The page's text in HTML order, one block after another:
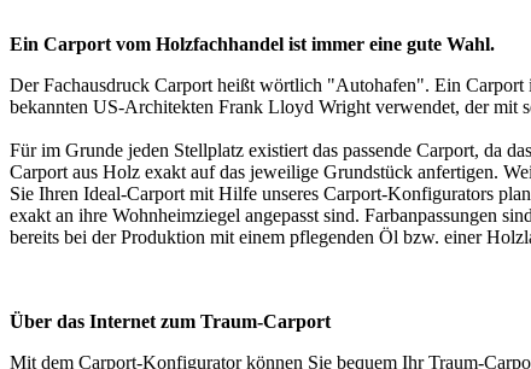
Ein Carport vom Holzfachhandel ist immer eine gute Wahl.
Der Fachausdruck Carport heißt wörtlich "Autohafen". Ein Carport
bekannten US-Architekten Frank Lloyd Wright verwendet, der mit
Für im Grunde jeden Stellplatz existiert das passende Carport, da
Carport aus Holz exakt auf das jeweilige Grundstück anfertigen.
Sie Ihren Ideal-Carport mit Hilfe unseres Carport-Konfigurators
exakt an ihre Wohnheimziegel angepasst sind. Farbanpassungen
bereits bei der Produktion mit einem pflegenden Öl bzw. einer
Über das Internet zum Traum-Carport
Mit dem Carport-Konfiguratorkönnen Sie bequem Ihr Traum-